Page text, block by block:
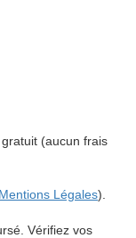
(aucun frais
Mentions Légales).
Vérifiez vos